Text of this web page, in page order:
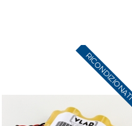
RICONDIZIONATI